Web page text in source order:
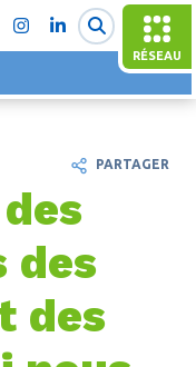
RÉSEAU
des
des
PARTAGER